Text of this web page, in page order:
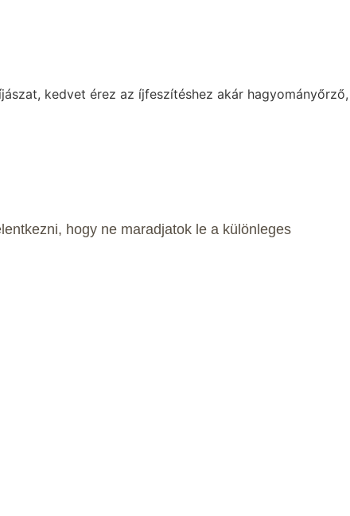
kedvet érez az íjfeszítéshez akár hagyományőrző,
hogy ne maradjatok le a különleges